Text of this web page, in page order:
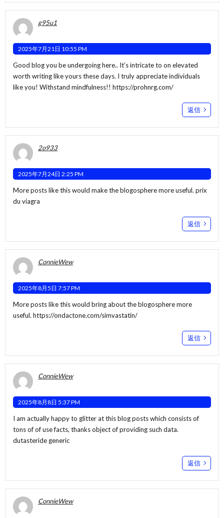
g95u1
2025年7月21日 10:55 PM
Good blog you be undergoing here.. It’s intricate to on elevated
worth writing like yours these days. I truly appreciate individuals
like you! Withstand mindfulness!! https://prohnrg.com/
返信
2o933
2025年7月24日 2:25 PM
More posts like this would make the blogosphere more useful. prix
du viagra
返信
ConnieWew
2025年8月5日 7:57 PM
More posts like this would bring about the blogosphere more
useful. https://ondactone.com/simvastatin/
返信
ConnieWew
2025年8月8日 5:37 PM
I am actually happy to glitter at this blog posts which consists of
tons of of use facts, thanks object of providing such data.
dutasteride generic
返信
ConnieWew